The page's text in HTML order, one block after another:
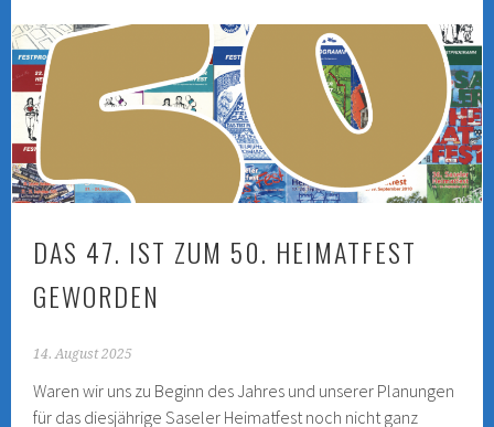
DAS 47. IST ZUM 50. HEIMATFEST
GEWORDEN
14. August 2025
Waren wir uns zu Beginn des Jahres und unserer Planungen
für das diesjährige Saseler Heimatfest noch nicht ganz